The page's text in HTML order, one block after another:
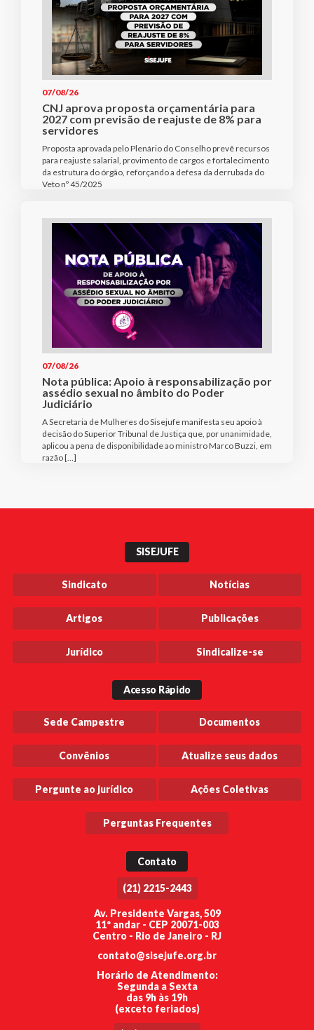
07/08/26
CNJ aprova proposta orçamentária para
2027 com previsão de reajuste de 8% para
servidores
Proposta aprovada pelo Plenário do Conselho prevê recursos
para reajuste salarial, provimento de cargos e fortalecimento
da estrutura do órgão, reforçando a defesa da derrubada do
Veto nº 45/2025
07/08/26
Nota pública: Apoio à responsabilização por
assédio sexual no âmbito do Poder
Judiciário
A Secretaria de Mulheres do Sisejufe manifesta seu apoio à
decisão do Superior Tribunal de Justiça que, por unanimidade,
aplicou a pena de disponibilidade ao ministro Marco Buzzi, em
razão […]
SISEJUFE
Sindicato Notícias
Artigos Publicações
Jurídico Sindicalize-se
Acesso Rápido
Sede Campestre Documentos
Convênios Atualize seus dados
Pergunte ao jurídico Ações Coletivas
Perguntas Frequentes
Contato
(21) 2215-2443
Av. Presidente Vargas, 509
11º andar - CEP 20071-003
Centro - Rio de Janeiro - RJ
contato@sisejufe.org.br
Horário de Atendimento:
Segunda a Sexta
das 9h às 19h
(exceto feriados)